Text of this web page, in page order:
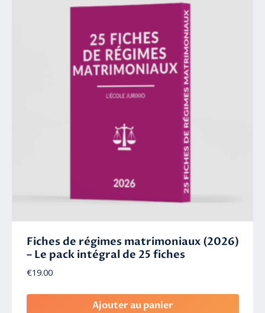
Fiches de régimes matrimoniaux (2026)
– Le pack intégral de 25 fiches
€19.00
Ajouter au panier